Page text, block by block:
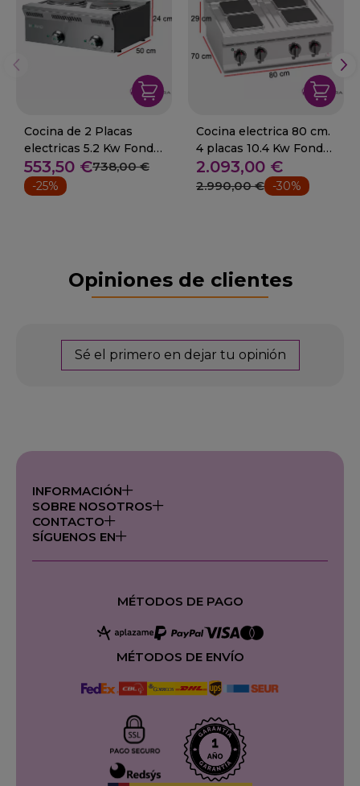
Cocina de 2 Placas
electricas 5.2 Kw Fondo
60 cm 28-ELE-62EM
553,50 €738,00 €
-25%
Cocina electrica 80 cm.
4 placas 10.4 Kw Fondo
70 cm
2.093,00 €
2.990,00 € -30%
Opiniones de clientes
Sé el primero en dejar tu opinión
INFORMACIÓN
SOBRE NOSOTROS
CONTACTO
SÍGUENOS EN
MÉTODOS DE PAGO
MÉTODOS DE ENVÍO